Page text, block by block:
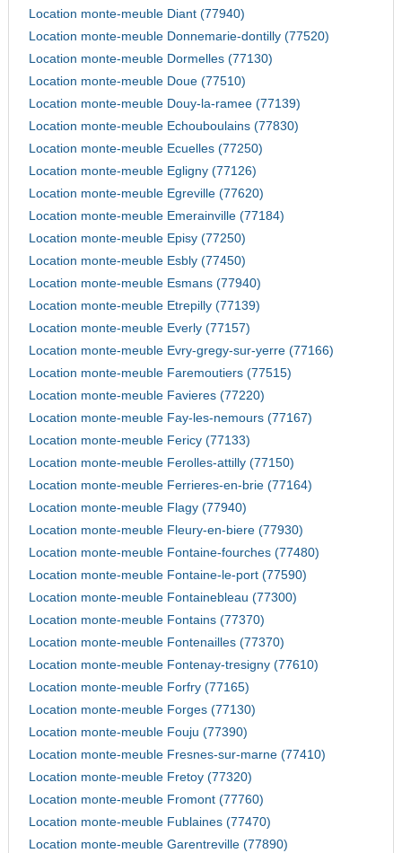
Location monte-meuble Diant (77940)
Location monte-meuble Donnemarie-dontilly (77520)
Location monte-meuble Dormelles (77130)
Location monte-meuble Doue (77510)
Location monte-meuble Douy-la-ramee (77139)
Location monte-meuble Echouboulains (77830)
Location monte-meuble Ecuelles (77250)
Location monte-meuble Egligny (77126)
Location monte-meuble Egreville (77620)
Location monte-meuble Emerainville (77184)
Location monte-meuble Episy (77250)
Location monte-meuble Esbly (77450)
Location monte-meuble Esmans (77940)
Location monte-meuble Etrepilly (77139)
Location monte-meuble Everly (77157)
Location monte-meuble Evry-gregy-sur-yerre (77166)
Location monte-meuble Faremoutiers (77515)
Location monte-meuble Favieres (77220)
Location monte-meuble Fay-les-nemours (77167)
Location monte-meuble Fericy (77133)
Location monte-meuble Ferolles-attilly (77150)
Location monte-meuble Ferrieres-en-brie (77164)
Location monte-meuble Flagy (77940)
Location monte-meuble Fleury-en-biere (77930)
Location monte-meuble Fontaine-fourches (77480)
Location monte-meuble Fontaine-le-port (77590)
Location monte-meuble Fontainebleau (77300)
Location monte-meuble Fontains (77370)
Location monte-meuble Fontenailles (77370)
Location monte-meuble Fontenay-tresigny (77610)
Location monte-meuble Forfry (77165)
Location monte-meuble Forges (77130)
Location monte-meuble Fouju (77390)
Location monte-meuble Fresnes-sur-marne (77410)
Location monte-meuble Fretoy (77320)
Location monte-meuble Fromont (77760)
Location monte-meuble Fublaines (77470)
Location monte-meuble Garentreville (77890)